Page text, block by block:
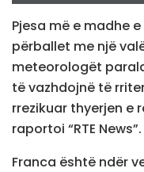
Pjesa më e madhe
përballet me një
meteorologët
të vazhdojnë të
rrezikuar thyerjen e
raportoi “RTE News”.
Franca është ndër